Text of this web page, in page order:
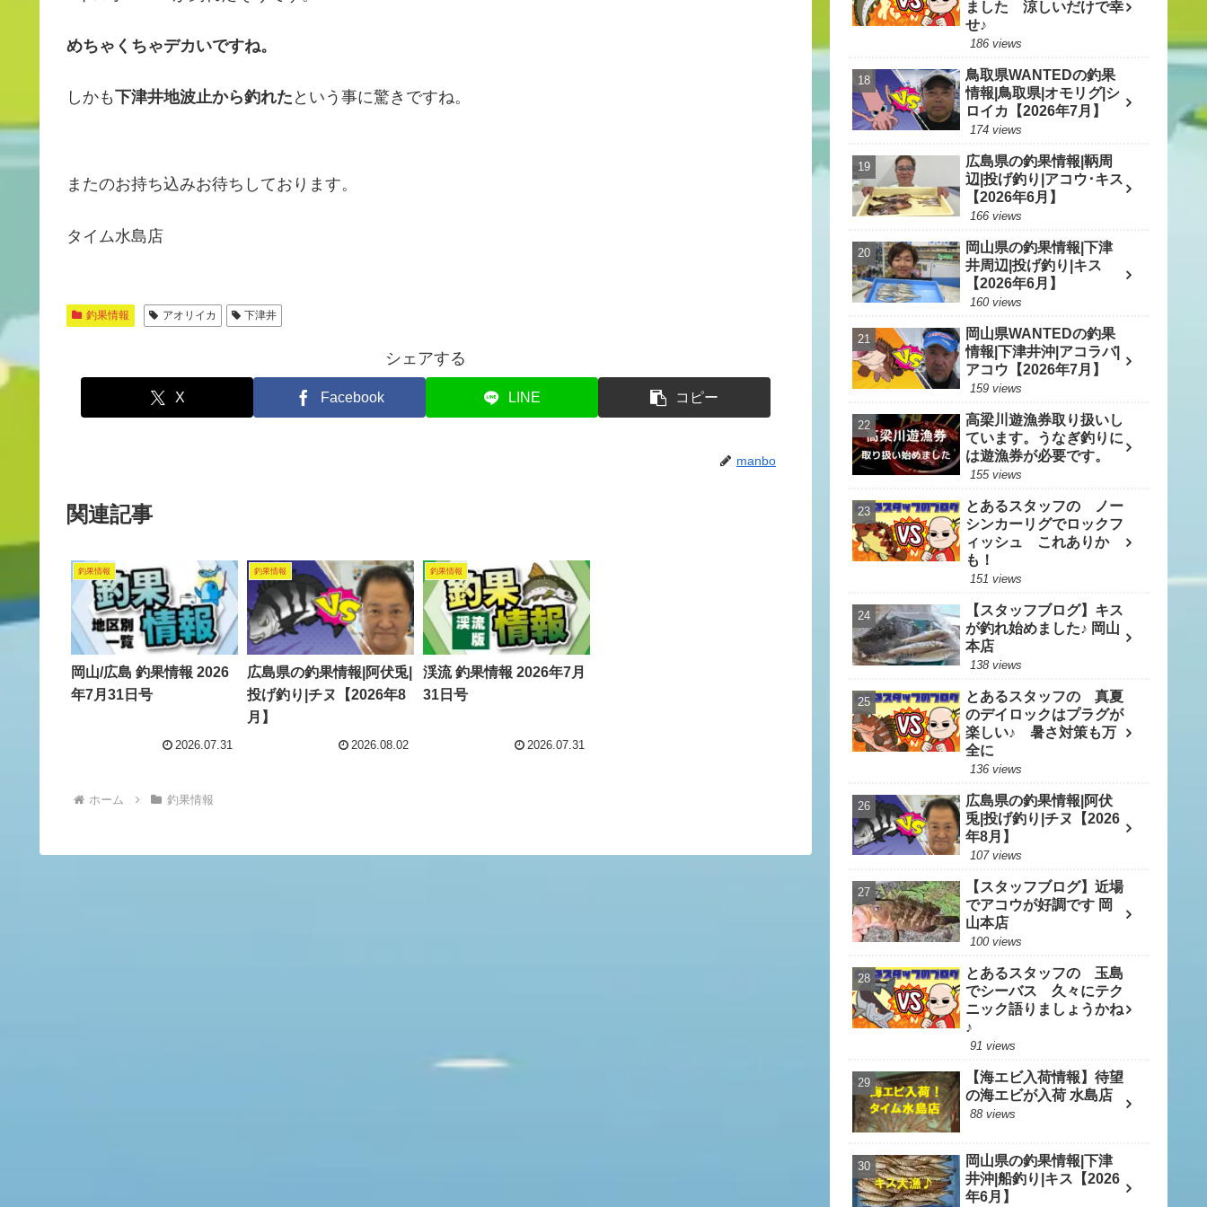
めちゃくちゃデカいですね。
しかも下津井地波止から釣れた という事に驚きですね。
またのお持ち込みお待ちしております。
タイム水島店
釣果情報 アオリイカ 下津井
シェアする
X Facebook LINE コピー
manbo
関連記事
釣果情報
岡山/広島 釣果情報 2026
年7月31日号
2026.07.31
釣果情報
広島県の釣果情報|阿伏兎|
投げ釣り|チヌ【2026年8
月】
2026.08.02
釣果情報
渓流 釣果情報 2026年7月
31日号
2026.07.31
ホーム 釣果情報
ました 涼しいだけで幸
せ♪
186 views
鳥取県WANTEDの釣果
情報|鳥取県|オモリグ|シ
ロイカ【2026年7月】
174 views
広島県の釣果情報|鞆周
辺|投げ釣り|アコウ･キス
【2026年6月】
166 views
岡山県の釣果情報|下津
井周辺|投げ釣り|キス
【2026年6月】
160 views
岡山県WANTEDの釣果
情報|下津井沖|アコラバ|
アコウ【2026年7月】
159 views
高梁川遊漁券取り扱いし
ています。うなぎ釣りに
は遊漁券が必要です。
155 views
とあるスタッフの ノー
シンカーリグでロックフ
ィッシュ これありか
も！
151 views
【スタッフブログ】キス
が釣れ始めました♪ 岡山
本店
138 views
とあるスタッフの 真夏
のデイロックはプラグが
楽しい♪ 暑さ対策も万
全に
136 views
広島県の釣果情報|阿伏
兎|投げ釣り|チヌ【2026
年8月】
107 views
【スタッフブログ】近場
でアコウが好調です 岡
山本店
100 views
とあるスタッフの 玉島
でシーバス 久々にテク
ニック語りましょうかね
♪
91 views
【海エビ入荷情報】待望
の海エビが入荷 水島店
88 views
岡山県の釣果情報|下津
井沖|船釣り|キス【2026
年6月】